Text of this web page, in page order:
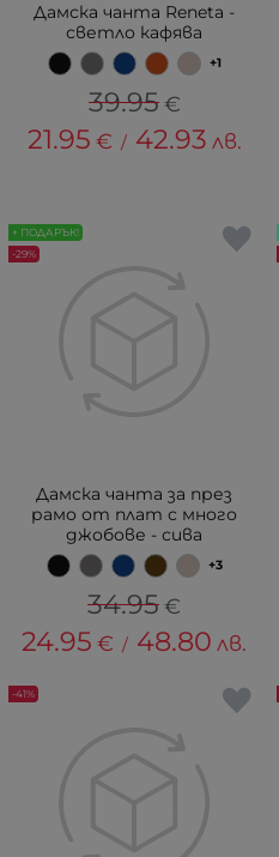
Дамска чанта Reneta -
светло кафява
+1
39.95 €
21.95 € / 42.93 лв.
Дамска чанта за през
рамо от плат с много
джобове - сива
+3
34.95€
24.95 € / 48.80 лв.
+ ПОДАРЪК!
-29%
-41%